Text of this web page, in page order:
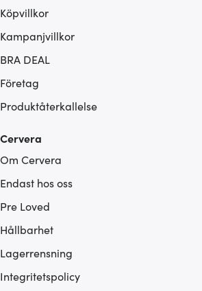
Köpvillkor
Kampanjvillkor
BRA DEAL
Företag
Produktåterkallelse
Cervera
Om Cervera
Endast hos oss
Pre Loved
Hållbarhet
Lagerrensning
Integritetspolicy